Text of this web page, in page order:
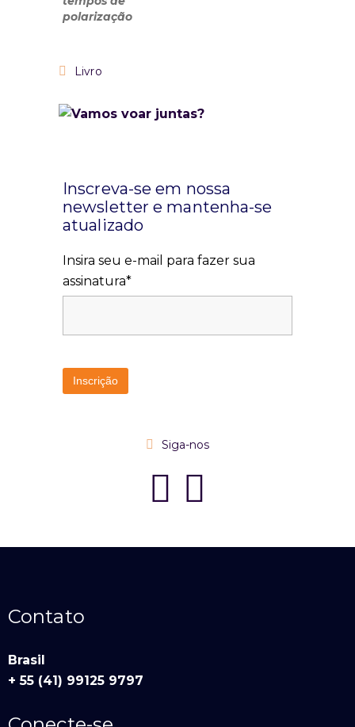
Livro
Inscreva-se em nossa
newsletter e mantenha-se
atualizado
Insira seu e-mail para fazer sua
assinatura*
Siga-nos
Contato
Brasil
+ 55 (41) 99125 9797